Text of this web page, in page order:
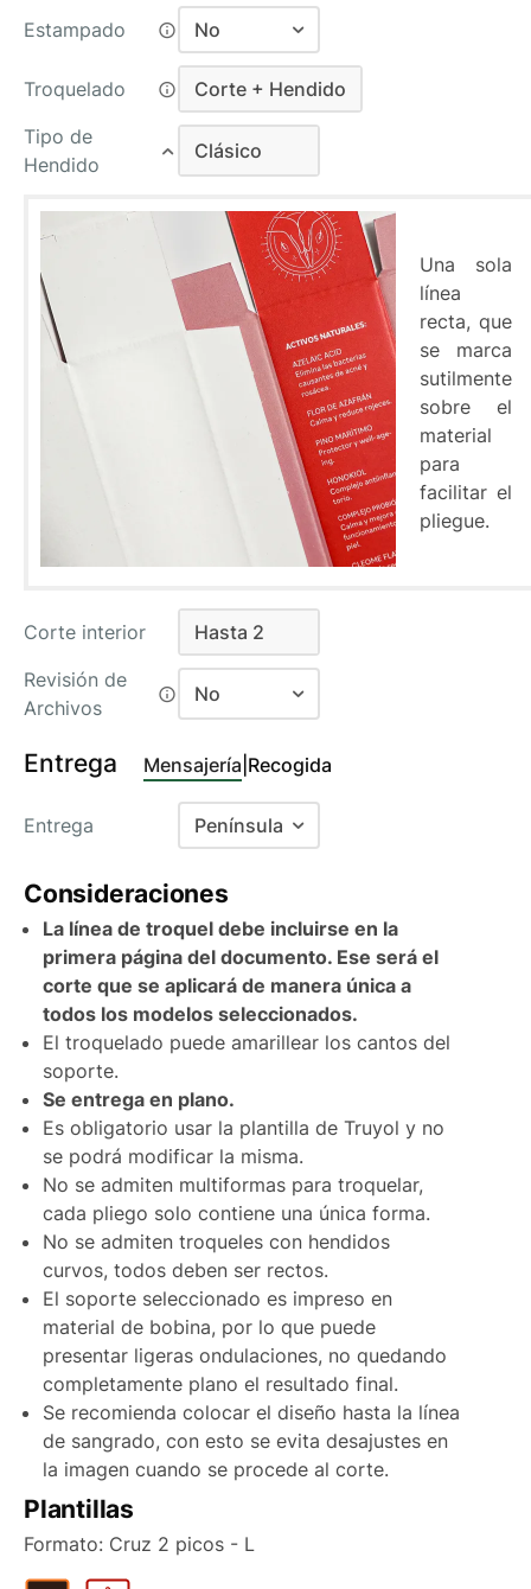
No
Relieve 2D
Relieve 3D
Estampado
No
No
Relieve 2D
Relieve 3D
Troquelado
Corte + Hendido
Corte + Hendido
Tipo de
Hendido
Clásico
Una sola
línea
recta, que
se marca
sutilmente
sobre el
material
para
facilitar el
pliegue.
Corte interior
Hasta 2
Hasta 2
Revisión de
Archivos
No
Si
Entrega Mensajería Recogida
Entrega
Península
Canarias Aéreo
Canarias Marítimo
Península
Península antes de las 15:00
Andorra
Consideraciones
La línea de troquel debe incluirse en la
primera página del documento. Ese será el
corte que se aplicará de manera única a
todos los modelos seleccionados.
El troquelado puede amarillear los cantos del
soporte.
Se entrega en plano.
Es obligatorio usar la plantilla de Truyol y no
se podrá modificar la misma.
No se admiten multiformas para troquelar,
cada pliego solo contiene una única forma.
No se admiten troqueles con hendidos
curvos, todos deben ser rectos.
El soporte seleccionado es impreso en
material de bobina, por lo que puede
presentar ligeras ondulaciones, no quedando
completamente plano el resultado final.
Se recomienda colocar el diseño hasta la línea
de sangrado, con esto se evita desajustes en
la imagen cuando se procede al corte.
Plantillas
Formato: Cruz 2 picos - L